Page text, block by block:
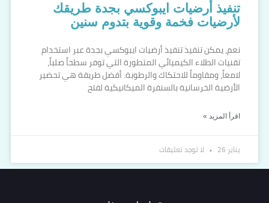
تنفيذ أرضيات ايبوكسي بجدة طريقك
لأرضيات فخمة وقوية بتدوم سنين
نعم، يمكن تنفيذ تنفيذ أرضيات ايبوكسي بجدة عبر استخدام
تقنيات الطلاء الكيميائي المتطورة التي توفر سطحاً صلباً،
لامعاً، ومقاوماً للاحتكاك والرطوبة. أفضل طريقة هي تحضير
الأرضية الخرسانية بالسنفرة الميكانيكية لفتح
اقرأ المزيد »
يناير 26 لا توجد تعليقات